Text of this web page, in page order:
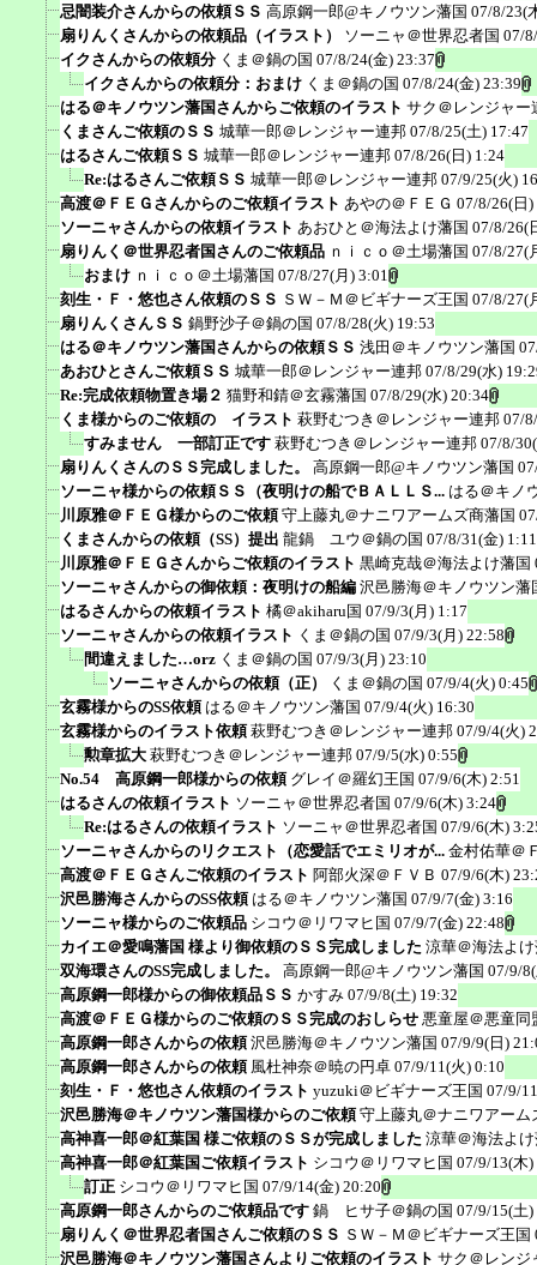
忌闇装介さんからの依頼ＳＳ 高原鋼一郎@キノウツン藩国 07/8/23(
扇りんくさんからの依頼品（イラスト）
ソーニャ＠世界忍者国 07/
イクさんからの依頼分 くま＠鍋の国 07/8/24(金) 23:37
イクさんからの依頼分：おまけ くま＠鍋の国 07/8/24(金) 23:39
はる＠キノウツン藩国さんからご依頼のイラスト サク＠レンジャー
くまさんご依頼のＳＳ 城華一郎＠レンジャー連邦 07/8/25(土) 17:47
はるさんご依頼ＳＳ 城華一郎＠レンジャー連邦 07/8/26(日) 1:24
Re:はるさんご依頼ＳＳ 城華一郎＠レンジャー連邦 07/9/25(火)
高渡＠ＦＥＧさんからのご依頼イラスト あやの＠ＦＥＧ 07/8/26(日)
ソーニャさんからの依頼イラスト あおひと＠海法よけ藩国 07/8/26(
扇りんく＠世界忍者国さんのご依頼品 ｎｉｃｏ＠土場藩国 07/8/27(
おまけ ｎｉｃｏ＠土場藩国 07/8/27(月) 3:01
刻生・Ｆ・悠也さん依頼のＳＳ ＳＷ－Ｍ＠ビギナーズ王国 07/8/27(
扇りんくさんＳＳ 鍋野沙子＠鍋の国 07/8/28(火) 19:53
はる＠キノウツン藩国さんからの依頼ＳＳ 浅田＠キノウツン藩国
あおひとさんご依頼ＳＳ 城華一郎＠レンジャー連邦 07/8/29(水)
Re:完成依頼物置き場２ 猫野和錆＠玄霧藩国 07/8/29(水) 20:34
くま様からのご依頼の イラスト 萩野むつき＠レンジャー連邦 07/
すみません 一部訂正です 萩野むつき＠レンジャー連邦 07/8/
扇りんくさんのＳＳ完成しました。
高原鋼一郎@キノウツン藩国
ソーニャ様からの依頼ＳＳ（夜明けの船でＢＡＬＬＳ... はる＠キノ
川原雅＠ＦＥＧ様からのご依頼 守上藤丸＠ナニワアームズ商藩国
くまさんからの依頼（SS）提出 龍鍋 ユウ＠鍋の国 07/8/31(金) 1:11
川原雅＠ＦＥＧさんからご依頼のイラスト 黒崎克哉＠海法よけ藩国
ソーニャさんからの御依頼：夜明けの船編 沢邑勝海＠キノウツン藩
はるさんからの依頼イラスト 橘＠akiharu国 07/9/3(月) 1:17
ソーニャさんからの依頼イラスト くま＠鍋の国 07/9/3(月) 22:58
間違えました…orz くま＠鍋の国 07/9/3(月) 23:10
ソーニャさんからの依頼（正）
くま＠鍋の国 07/9/4(火) 0:45
玄霧様からのSS依頼 はる＠キノウツン藩国 07/9/4(火) 16:30
玄霧様からのイラスト依頼 萩野むつき＠レンジャー連邦 07/9/4(火)
勲章拡大 萩野むつき＠レンジャー連邦 07/9/5(水) 0:55
No.54 高原鋼一郎様からの依頼 グレイ＠羅幻王国 07/9/6(木) 2:51
はるさんの依頼イラスト ソーニャ＠世界忍者国 07/9/6(木) 3:24
Re:はるさんの依頼イラスト ソーニャ＠世界忍者国 07/9/6(木)
ソーニャさんからのリクエスト（恋愛話でエミリオが... 金村佑華＠
高渡＠ＦＥＧさんご依頼のイラスト 阿部火深＠ＦＶＢ 07/9/6(木)
沢邑勝海さんからのSS依頼 はる＠キノウツン藩国 07/9/7(金) 3:16
ソーニャ様からのご依頼品 シコウ＠リワマヒ国 07/9/7(金) 22:48
カイエ＠愛鳴藩国 様より御依頼のＳＳ完成しました 涼華＠海法よ
双海環さんのSS完成しました。
高原鋼一郎@キノウツン藩国 07/9/
高原鋼一郎様からの御依頼品ＳＳ かすみ 07/9/8(土) 19:32
高渡＠ＦＥＧ様からのご依頼のＳＳ完成のおしらせ 悪童屋＠悪童同
高原鋼一郎さんからの依頼 沢邑勝海＠キノウツン藩国 07/9/9(日)
高原鋼一郎さんからの依頼 風杜神奈＠暁の円卓 07/9/11(火) 0:10
刻生・Ｆ・悠也さん依頼のイラスト yuzuki＠ビギナーズ王国 07/9/
沢邑勝海＠キノウツン藩国様からのご依頼 守上藤丸＠ナニワアーム
高神喜一郎＠紅葉国 様ご依頼のＳＳが完成しました 涼華＠海法よ
高神喜一郎＠紅葉国ご依頼イラスト シコウ＠リワマヒ国 07/9/13(木)
訂正 シコウ＠リワマヒ国 07/9/14(金) 20:20
高原鋼一郎さんからのご依頼品です 鍋 ヒサ子＠鍋の国 07/9/15(土)
扇りんく＠世界忍者国さんご依頼のＳＳ ＳＷ－Ｍ＠ビギナーズ王国
沢邑勝海＠キノウツン藩国さんよりご依頼のイラスト サク＠レンジ